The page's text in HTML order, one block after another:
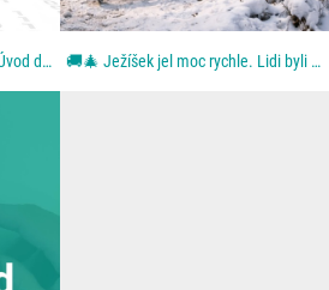
Článek na navody.dratek.cz a Úvod do chytré domácnosti. Odkaz také v BIO.... 🚚🎄 Ježíšek jel moc rychle. Lidi byli ještě rychlejší. Aneb: když se blbě zavřou dveře. Z dodávky...